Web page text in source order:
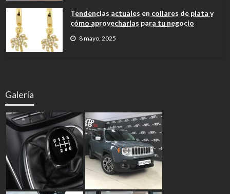
Tendencias actuales en collares de plata y
cómo aprovecharlas para tu negocio
8 mayo, 2025
Galería